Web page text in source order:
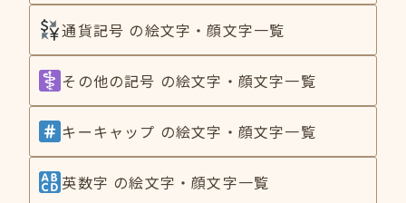
通貨記号 の絵文字・顔文字一覧
その他の記号 の絵文字・顔文字一覧
キーキャップ の絵文字・顔文字一覧
英数字 の絵文字・顔文字一覧